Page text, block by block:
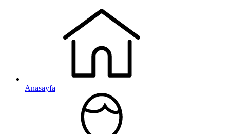
Anasayfa